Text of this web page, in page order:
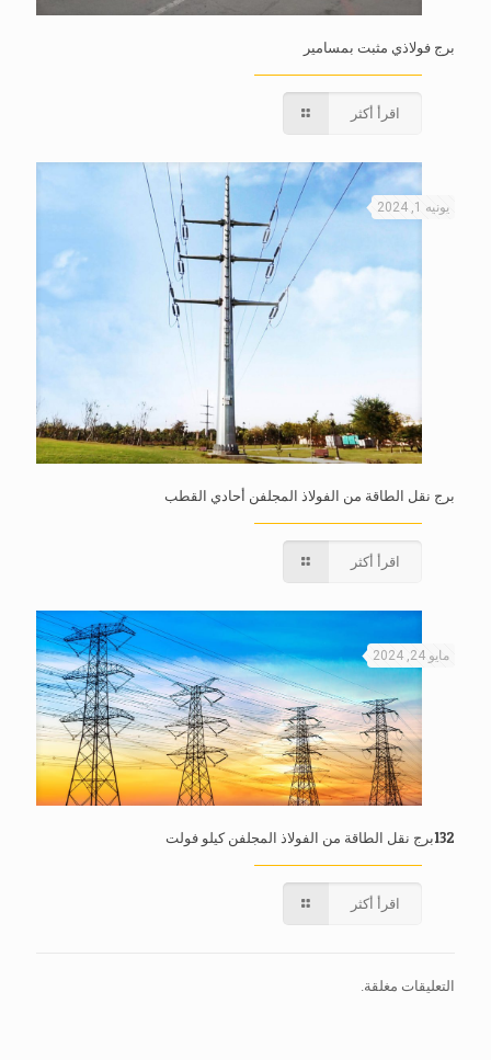
برج فولاذي مثبت بمسامير
اقرأ أكثر
يونيه 1, 2024
برج نقل الطاقة من الفولاذ المجلفن أحادي القطب
اقرأ أكثر
مايو 24, 2024
132برج نقل الطاقة من الفولاذ المجلفن كيلو فولت
اقرأ أكثر
التعليقات مغلقة.